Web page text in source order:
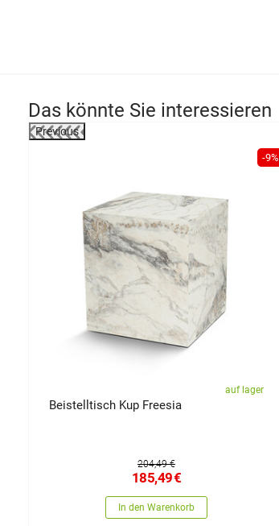
Das könnte Sie interessieren
Previous
-9%
auf lager
Beistelltisch Kup Freesia
204,49 €
185,49€
In den Warenkorb